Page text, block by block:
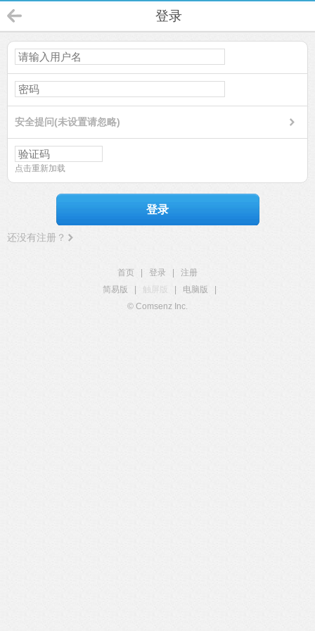
登录
安全提问(未设置请忽略)
点击重新加载
登录
还没有注册？
首页 登录
注册
简易版
触屏版 电脑版
© Comsenz Inc.